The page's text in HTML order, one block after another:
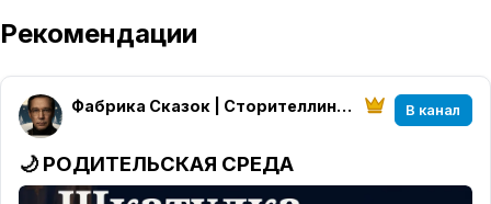
Рекомендации
Фабрика Сказок | Сторителлинг Алексея Высоцкого В канал
🌙 РОДИТЕЛЬСКАЯ СРЕДА